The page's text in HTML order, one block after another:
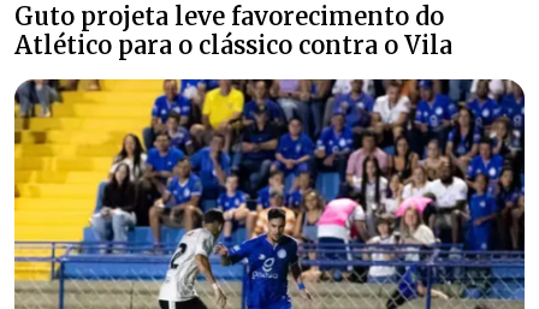
Guto projeta leve favorecimento do
Atlético para o clássico contra o Vila